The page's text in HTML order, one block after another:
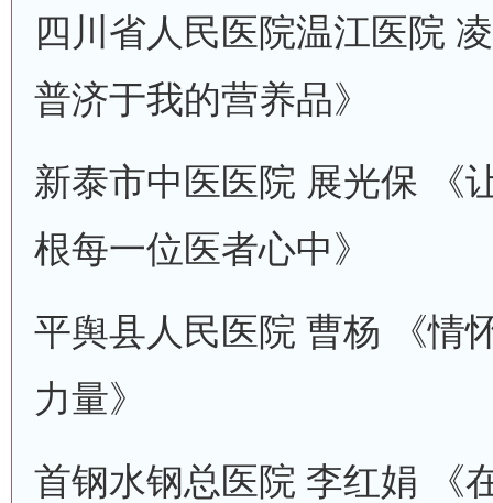
四川省人民医院温江医院
普济于我的营养品》
新泰市中医医院 展光保 《
根每一位医者心中》
平舆县人民医院 曹杨 《情
力量》
首钢水钢总医院 李红娟 《